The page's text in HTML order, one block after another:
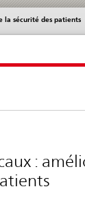
la sécurité des patients
: